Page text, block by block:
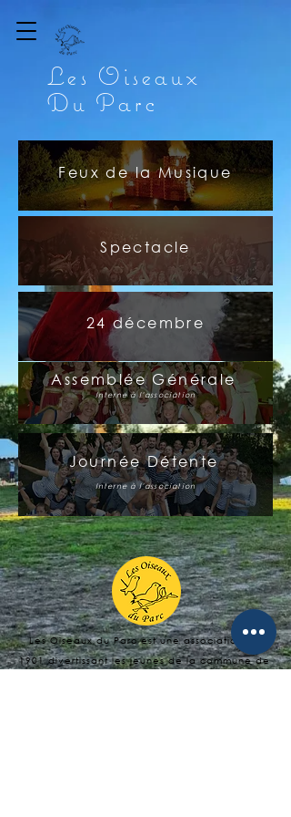
Les Oiseaux
Du Parc
Feux de la Musique
Spectacle
24 décembre
Assemblée Générale
Interne à l'association
Interne à l'association
Journée Détente
Les Oiseaux du Parc est une association loi
1901 divertissant les jeunes de la commune de